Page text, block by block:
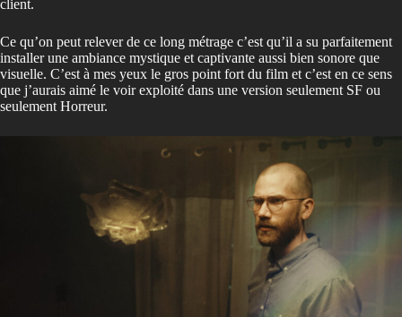
client.
Ce qu’on peut relever de ce long métrage c’est qu’il a su parfaitement
installer une ambiance mystique et captivante aussi bien sonore que
visuelle. C’est à mes yeux le gros point fort du film et c’est en ce sens
que j’aurais aimé le voir exploité dans une version seulement SF ou
seulement Horreur.